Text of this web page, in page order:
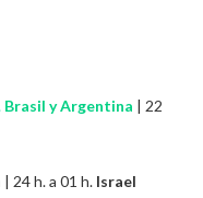
Brasil y Argentina | 22
| 24 h. a 01 h. Israel